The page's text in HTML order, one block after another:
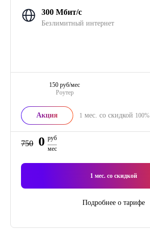
300 Мбит/с
Безлимитный интернет
Роутер
150 руб/мес
Акция 1 мес. со скидкой 100%
750 0 руб
мес
1мес. со скидкой
Подробнее о тарифе